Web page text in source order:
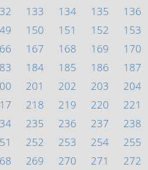
133 134 135 136
150 151 152 153
167 168 169 170
184 185 186 187
201 202 203 204
218 219 220 221
235 236 237 238
252 253 254 255
269 270 271 272